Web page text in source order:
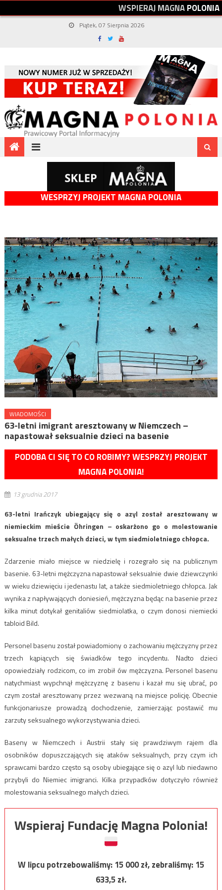
WSPIERAJMAGNAPOLONIA
Piątek, 07 Sierpnia 2026
WESPRZYJ PROJEKT MAGNA POLONIA
WIADOMOŚCI
63-letni imigrant aresztowany w Niemczech –
napastował seksualnie dzieci na basenie
PODOBA CI SIĘ TO CO ROBIMY? WESPRZYJ PROJEKT
MAGNA POLONIA!
13 grudnia 2017
63-letni Irańczyk ubiegający się o azyl został aresztowany w
niemieckim mieście Öhringen – oskarżono go o molestowanie
seksualne trzech małych dzieci, w tym siedmioletniego chłopca.
Zdarzenie miało miejsce w niedzielę i rozegrało się na publicznym
basenie. 63-letni mężczyzna napastował seksualnie dwie dziewczynki
w wieku dziewięciu i jedenastu lat, a także siedmioletniego chłopca. Jak
wynika z napływających doniesień, mężczyzna będąc na basenie przez
kilka minut dotykał genitaliów siedmiolatka, o czym donosi niemiecki
tabloid Bild.
Personel basenu został powiadomiony o zachowaniu mężczyzny przez
trzech kąpiących się świadków tego incydentu. Nadto dzieci
opowiedziały rodzicom, co im zrobił ów mężczyzna. Personel basenu
natychmiast wypchnął mężczyznę z basenu i kazał mu się ubrać, po
czym został aresztowany przez wezwaną na miejsce policję. Obecnie
funkcjonariusze prowadzą dochodzenie, zamierzając postawić mu
zarzuty seksualnego wykorzystywania dzieci.
Baseny w Niemczech i Austrii stały się prawdziwym rajem dla
osobników dopuszczających się ataków seksualnych, przy czym ich
sprawcami bardzo często są osoby ubiegające się o azyl lub niedawno
przybyli do Niemiec imigranci. Kilka przypadków dotyczyło również
molestowania seksualnego małych dzieci.
Wspieraj Fundację Magna Polonia!
W lipcu potrzebowaliśmy:15 000zł, zebraliśmy:15
633,5zł.